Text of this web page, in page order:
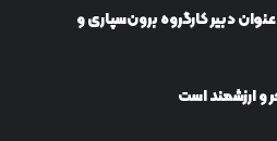
دبیر كارگروه برون‌سپاری و
و ارزشمند است